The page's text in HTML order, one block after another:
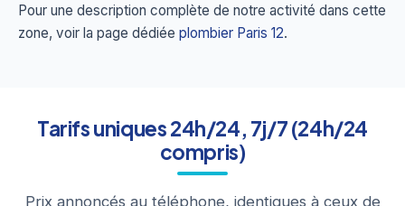
Pour une description complète de notre activité dans cette
zone, voir la page dédiée plombier Paris 12.
Tarifs uniques 24h/24, 7j/7 (24h/24
compris)
Prix annoncés au téléphone, identiques à ceux de